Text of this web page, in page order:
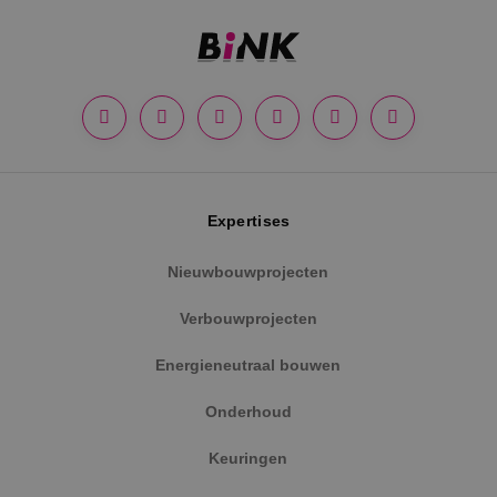
Expertises
Nieuwbouwprojecten
Verbouwprojecten
Energieneutraal bouwen
Onderhoud
Keuringen
VISITOR_PRIVACY_METADATA
YouTube
.youtube.com